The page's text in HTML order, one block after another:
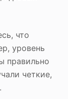
что
уровень
правильно
четкие,